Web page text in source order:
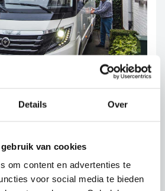
Details Over
van cookies
om content en advertenties te
voor social media te bieden
SANS ENGAGEMENT !